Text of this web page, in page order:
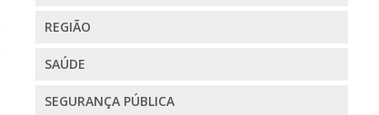
REGIÃO
SAÚDE
SEGURANÇA PÚBLICA